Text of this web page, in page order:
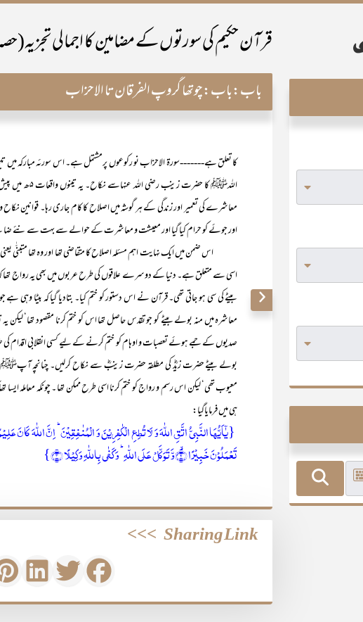
قرآن حکیم کی سورتوں کے مضامین کا اجمالی
باب:باب:چوتھا گروپ الفرقان تا الاحزاب
کا تعلق ہے-------سورۃ الاحزاب نو رکوعوں پرمشتمل ہے۔ اس سورئہ مبارکہ میں
اللہﷺ کا حضرت
معاشرے کی تعمیر اور زندگی کے ہر گوشہ میں اصلاح کا کام جاری رہا۔ قوانین
اور جوئے کو حرام کیا گیا اور معیشت و معاشرت کے حوالے سے بہت سے نئے
اس ضمن میں ایک نہایت اہم مسئلہ اصلاح کا متقاضی تھا اور وہ تھا متبنّٰی یعنی
اسی سے متعلق ہے۔ دنیا کے دوسرے علاقوں کی طرح عربوں میں بھی یہ رواج تھا کہ
بیٹے کی سی ہو جاتی تھی۔ قرآن نے اس دستور کو ختم کیا۔ بتادیا گیا کہ
معاشرہ میں منہ بولے بیٹے کو جو تقدس حاصل تھا اس کو ختم کرنا مقصود تھا‘
صدیوں کے جمے ہوئے تعصبات و اوہام کو ختم کرنے کے لیے کسی انقلابی
بولے بیٹے حضرت زیدؓ کی مطلقہ حضرت زینبؓ سے نکاح کرلیں۔ چنانچہ آپﷺ
معیوب تھی‘ لیکن اس رسم و رواج کو ختم کرنا اسی طرح ممکن تھا ۔ چونکہ معاملہ ایسا
ہی میں فرمایاگیا:
تَعۡمَلُوۡنَ خَبِیۡرًا ۙ﴿۲﴾وَّ تَوَکَّلۡ عَلَی اللّٰہِ ؕ وَ کَفٰی بِاللّٰہِ وَکِیۡلًا ﴿۳﴾}
Sharing Link
>>>